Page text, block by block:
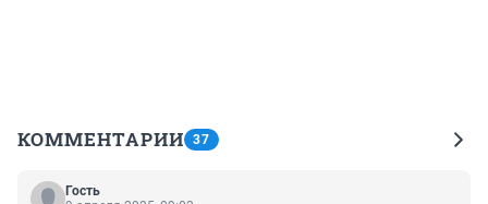
КОММЕНТАРИИ 37
Гость